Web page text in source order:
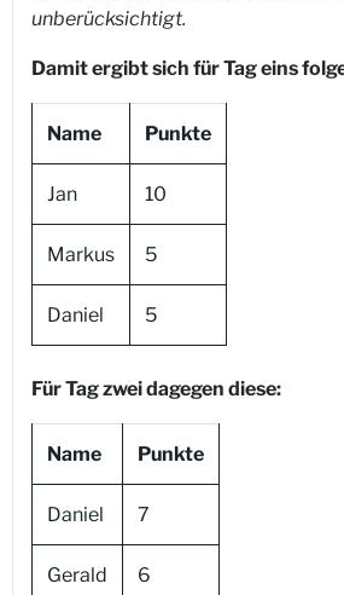
unberücksichtigt.
Damit ergibt sich für Tag eins
Name Punkte
Jan 10
Markus 5
Daniel 5
Für Tag zwei dagegen diese:
Name Punkte
Daniel 7
Gerald 6